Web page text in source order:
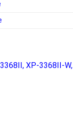
, XP-3368II-W,